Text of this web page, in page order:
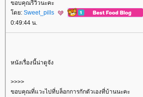
ขอบคุณรีวิวนะคะ
ดย: Sweet_pills
0:49:44 น.
หนังเรื่องนี้น่าดูจัง
>>>>
ขอบคุณที่แวะไปที่บล็อกการกักตัวเองที่บ้านนะคะ